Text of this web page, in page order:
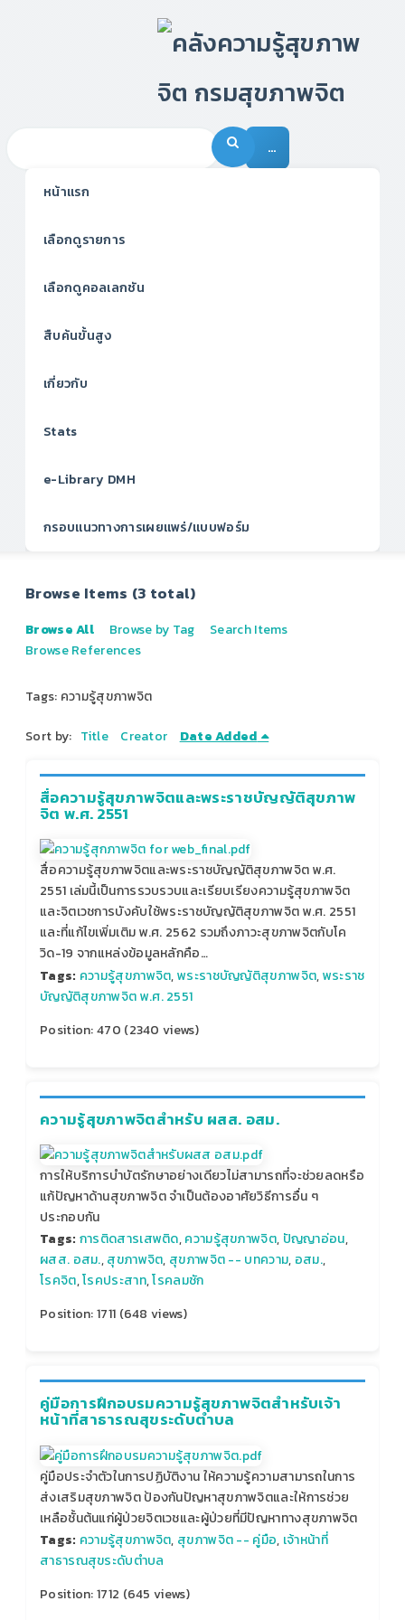
…
หน้าแรก
เลือกดูรายการ
เลือกดูคอลเลกชัน
สืบค้นขั้นสูง
เกี่ยวกับ
Stats
e-Library DMH
กรอบแนวทางการเผยแพร่/แบบฟอร์ม
Browse Items (3 total)
Browse All Browse by Tag
Search Items
Browse References
Tags: ความรู้สุขภาพจิต
Sort by: Title Creator Date Added
สื่อความรู้สุขภาพจิตและพระราชบัญญัติสุขภาพ
จิต พ.ศ. 2551
สื่อความรู้สุขภาพจิตและพระราชบัญญัติสุขภาพจิต พ.ศ.
2551 เล่มนี้เป็นการรวบรวบและเรียบเรียงความรู้สุขภาพจิต
และจิตเวชการบังคับใช้พระราชบัญญัติสุขภาพจิต พ.ศ. 2551
และที่แก้ไขเพิ่มเติม พ.ศ. 2562 รวมถึงภาวะสุขภาพจิตกับโค
วิด-19 จากแหล่งข้อมูลหลักคือ…
Tags: ความรู้สุขภาพจิต,พระราชบัญญัติสุขภาพจิต,พระราช
บัญญัติสุขภาพจิต พ.ศ. 2551
Position:470 (2340 views)
ความรู้สุขภาพจิตสำหรับ ผสส. อสม.
การให้บริการบำบัตรักษาอย่างเดียวไม่สามารถที่จะช่วยลดหรือ
แก้ปัญหาด้านสุขภาพจิต จำเป็นต้องอาศัยวิธีการอื่น ๆ
ประกอบกัน
Tags: การติดสารเสพติด,ความรู้สุขภาพจิต, ปัญญาอ่อน,
ผสส. อสม.,สุขภาพจิต, สุขภาพจิต -- บทความ, อสม.,
โรคจิต,โรคประสาท,โรคลมชัก
Position:1711 (648 views)
คู่มือการฝึกอบรมความรู้สุขภาพจิตสำหรับเจ้า
หน้าที่สาธารณสุขระดับตำบล
คู่มือประจำตัวในการปฏิบัติงาน ให้ความรู้ความสามารถในการ
ส่งเสริมสุขภาพจิต ป้องกันปัญหาสุขภาพจิตและให้การช่วย
เหลือชั้นต้นแก่ผู้ป่วยจิตเวชและผู้ป่วยที่มีปัญหาทางสุขภาพจิต
Tags: ความรู้สุขภาพจิต, สุขภาพจิต -- คู่มือ, เจ้าหน้าที่
สาธารณสุขระดับตำบล
Position:1712 (645 views)